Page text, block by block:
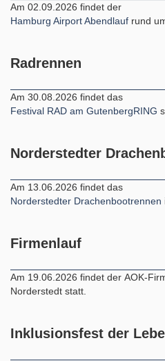
Am 02.09.2026 findet der
Hamburg Airport Abendlauf rund
Radrennen
Am 30.08.2026 findet das
Festival RAD am GutenbergRING
Norderstedter
Am 13.06.2026 findet das
Norderstedter Drachenbootrennen
Firmenlauf
Am 19.06.2026 findet der AOK-
Norderstedt statt.
Inklusionsfest der